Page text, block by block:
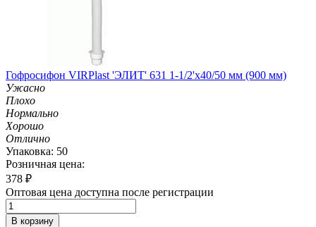
Гофросифон VIRPlast 'ЭЛИТ' 631 1-1/2'х40/50 мм (900 мм)
Ужасно
Плохо
Нормально
Хорошо
Отлично
Упаковка: 50
Розничная цена:
378 ₽
Оптовая цена доступна после регистрации
В корзину